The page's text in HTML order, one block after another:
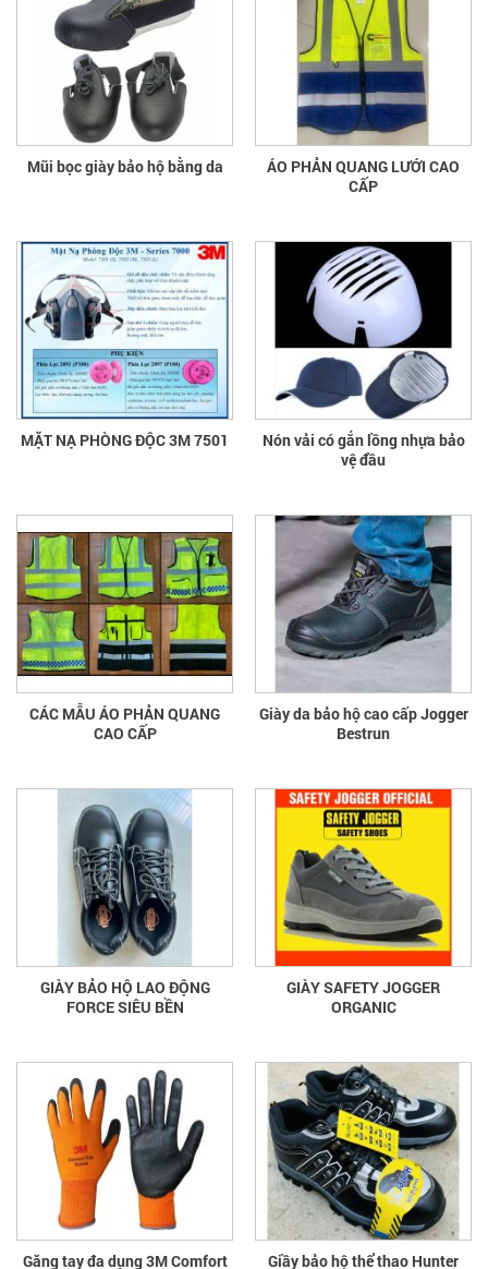
Mũi bọc giày bảo hộ bằng da
ÁO PHẢN QUANG LƯỚI CAO
CẤP
MẶT NẠ PHÒNG ĐỘC 3M 7501
Nón vải có gắn lồng nhựa bảo
vệ đầu
CÁC MẪU ÁO PHẢN QUANG
CAO CẤP
Giày da bảo hộ cao cấp Jogger
Bestrun
GIÀY BẢO HỘ LAO ĐỘNG
FORCE SIÊU BỀN
GIÀY SAFETY JOGGER
ORGANIC
Găng tay đa dụng 3M Comfort
Giầy bảo hộ thể thao Hunter